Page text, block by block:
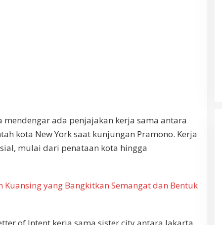
ada penjajakan kerja sama antara
kota New York saat kunjungan Pramono. Kerja
mulai dari penataan kota hingga
Kuansing yang Bangkitkan Semangat dan Bentuk
of Intent kerja sama sister city antara Jakarta